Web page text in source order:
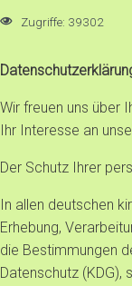
Zugriffe: 39302
Wir freuen uns über
Ihr Interesse an
Der Schutz Ihrer
In allen deutschen
Erhebung,
die Bestimmungen
Datenschutz (KDG),